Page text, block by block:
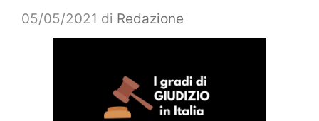
05/05/2021 di Redazione